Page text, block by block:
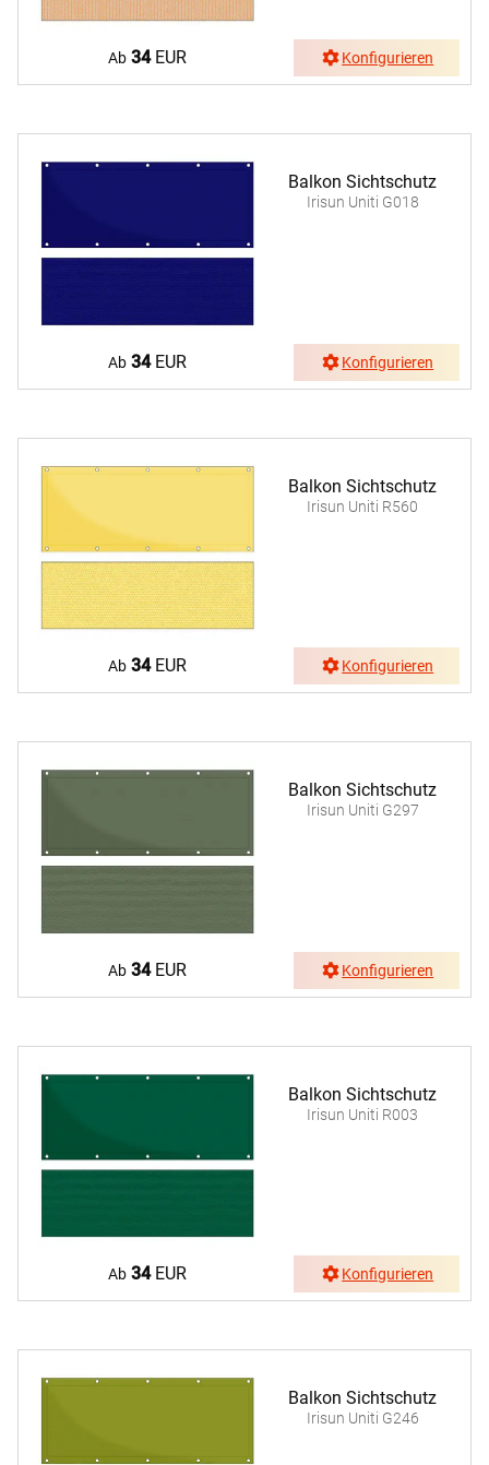
Ab 34EUR Konfigurieren
Balkon Sichtschutz
Irisun Uniti G018
Ab 34EUR Konfigurieren
Balkon Sichtschutz
Irisun Uniti R560
Ab 34EUR Konfigurieren
Balkon Sichtschutz
Irisun Uniti G297
Ab 34EUR Konfigurieren
Balkon Sichtschutz
Irisun Uniti R003
Ab 34EUR Konfigurieren
Balkon Sichtschutz
Irisun Uniti G246